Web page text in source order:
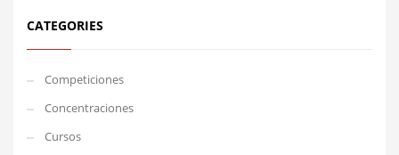
CATEGORIES
Competiciones
Concentraciones
Cursos